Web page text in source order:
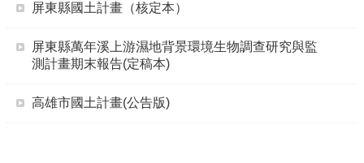
屏東縣國土計畫（核定本）
屏東縣萬年溪上游濕地背景環境生物調查研究與監
測計畫期末報告(定稿本)
高雄市國土計畫(公告版)